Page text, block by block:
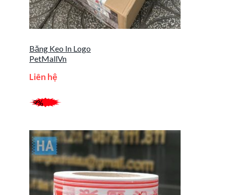
Băng Keo In Logo
PetMallVn
Liên hệ
-9%